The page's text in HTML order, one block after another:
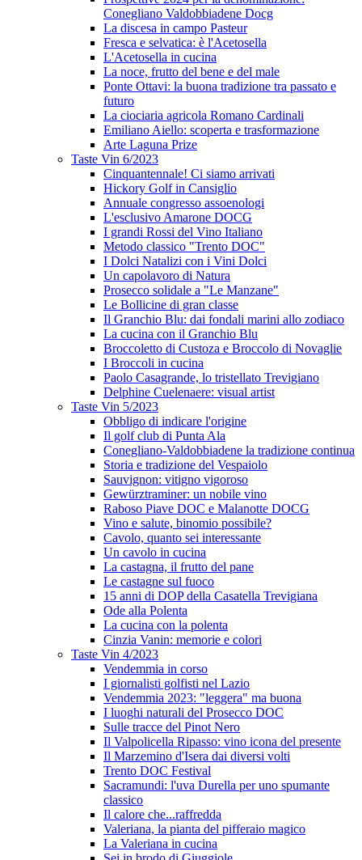
Conegliano Valdobbiadene Docg
La discesa in campo Pasteur
Fresca e selvatica: è l'Acetosella
L'Acetosella in cucina
La noce, frutto del bene e del male
Ponte Ottavi: la buona tradizione tra passato e
futuro
La ciociaria agricola Romano Cardinali
Emiliano Aiello: scoperta e trasformazione
Arte Laguna Prize
Taste Vin 6/2023
Cinquantennale! Ci siamo arrivati
Hickory Golf in Cansiglio
Annuale congresso assoenologi
L'esclusivo Amarone DOCG
I grandi Rossi del Vino Italiano
Metodo classico "Trento DOC"
I Dolci Natalizi con i Vini Dolci
Un capolavoro di Natura
Prosecco solidale a "Le Manzane"
Le Bollicine di gran classe
Il Granchio Blu: dai fondali marini allo zodiaco
La cucina con il Granchio Blu
Broccoletto di Custoza e Broccolo di Novaglie
I Broccoli in cucina
Paolo Casagrande, lo tristellato Trevigiano
Delphine Cuelenaere: visual artist
Taste Vin 5/2023
Obbligo di indicare l'origine
Il golf club di Punta Ala
Conegliano-Valdobbiadene la tradizione continua
Storia e tradizione del Vespaiolo
Sauvignon: vitigno vigoroso
Gewürztraminer: un nobile vino
Raboso Piave DOC e Malanotte DOCG
Vino e salute, binomio possibile?
Cavolo, quanto sei interessante
Un cavolo in cucina
La castagna, il frutto del pane
Le castagne sul fuoco
15 anni di DOP della Casatella Trevigiana
Ode alla Polenta
La cucina con la polenta
Cinzia Vanin: memorie e colori
Taste Vin 4/2023
Vendemmia in corso
I giornalisti golfisti nel Lazio
Vendemmia 2023: "leggera" ma buona
I luoghi naturali del Prosecco DOC
Sulle tracce del Pinot Nero
Il Valpolicella Ripasso: vino icona del presente
Il Marzemino d'Isera dai diversi volti
Trento DOC Festival
Sacramundi: l'uva Durella per uno spumante
classico
Il calore che...raffredda
Valeriana, la pianta del pifferaio magico
La Valeriana in cucina